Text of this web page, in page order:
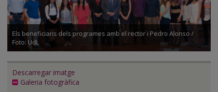
Els beneficiaris dels programes amb el rector i Pedro Alonso /
Foto: UdL
Descarregar imatge
Galeria fotogràfica